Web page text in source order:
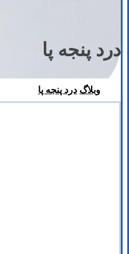
درد پنجه پا
وبلاگ درد پنجه پا